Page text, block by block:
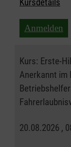
Kursdetails
Anmelden
Kurs: Erste-
Anerkannt im
20.08.2026 ,